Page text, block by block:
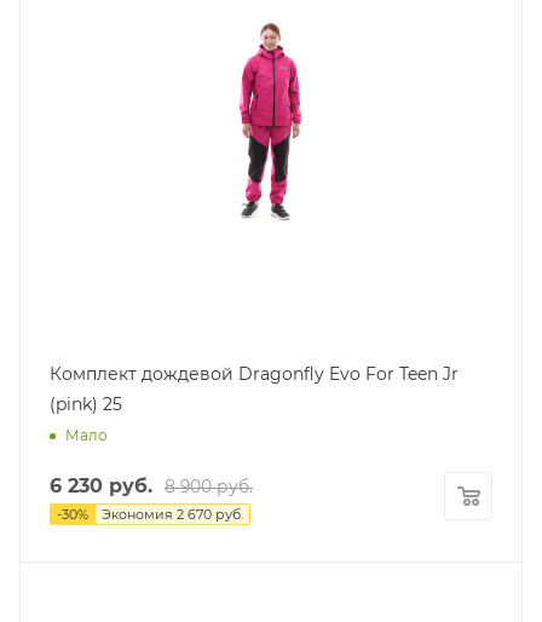
Комплект дождевой Dragonfly Evo For Teen Jr
(pink) 25
Мало
6 230 руб. 8 900руб.
-30% Экономия 2 670 руб.